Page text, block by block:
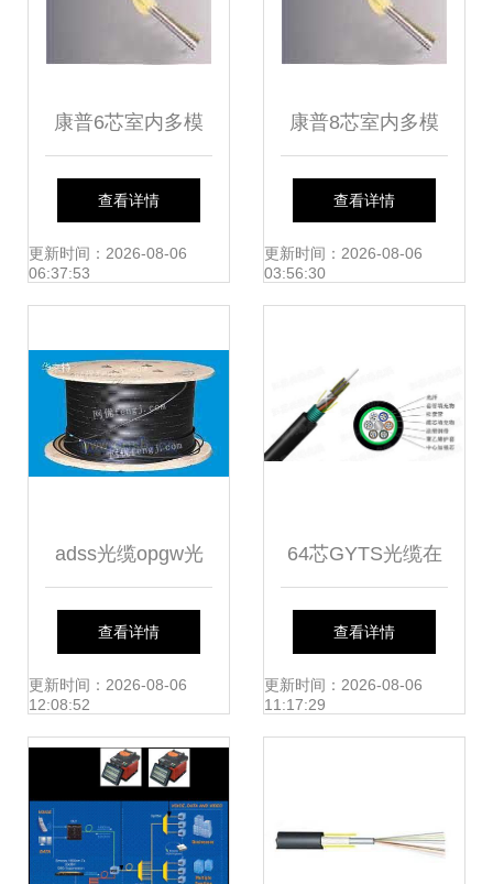
康普6芯室内多模
光缆 5200 006A
MRSL 详尽解析与
查看详情
更新时间：2026-08-06
06:37:53
康普8芯室内多模
光缆 连接未来的隐
形脉络
查看详情
更新时间：2026-08-06
03:56:30
adss光缆opgw光
缆
查看详情
更新时间：2026-08-06
12:08:52
64芯GYTS光缆在
湖南管道铺设中的
优势与价格影响因
查看详情
更新时间：2026-08-06
11:17:29